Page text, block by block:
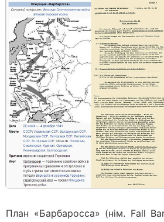
План «Барбаросса» (нім. Fall